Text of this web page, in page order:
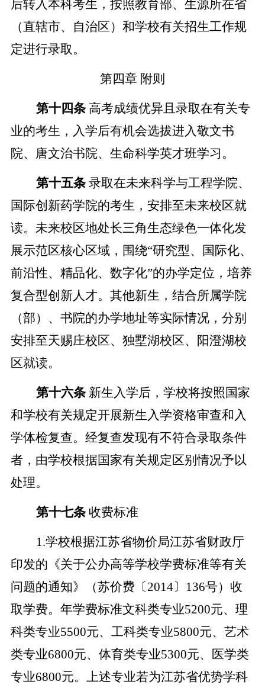
后转入本科考生，按照教育部、生源所在省
（直辖市、自治区）和学校有关招生工作规
定进行录取。
第四章 附则
第十四条 高考成绩优异且录取在有关专
业的考生，入学后有机会选拔进入敬文书
院、唐文治书院、生命科学英才班学习。
第十五条 录取在未来科学与工程学院、
国际创新药学院的考生，安排至未来校区就
读。未来校区地处长三角生态绿色一体化发
展示范区核心区域，围绕“研究型、国际化、
前沿性、精品化、数字化”的办学定位，培养
复合型创新人才。其他新生，结合所属学院
（部）、书院的办学地址等实际情况，分别
安排至天赐庄校区、独墅湖校区、阳澄湖校
区就读。
第十六条 新生入学后，学校将按照国家
和学校有关规定开展新生入学资格审查和入
学体检复查。经复查发现有不符合录取条件
者，由学校根据国家有关规定区别情况予以
处理。
第十七条 收费标准
1.学校根据江苏省物价局江苏省财政厅
印发的《关于公办高等学校学费标准等有关
问题的通知》（苏价费〔2014〕136号）收
取学费。年学费标准文科类专业5200元、理
科类专业5500元、工科类专业5800元、艺术
类专业6800元、体育类专业5300元、医学类
专业6800元。上述专业若为江苏省优势学科